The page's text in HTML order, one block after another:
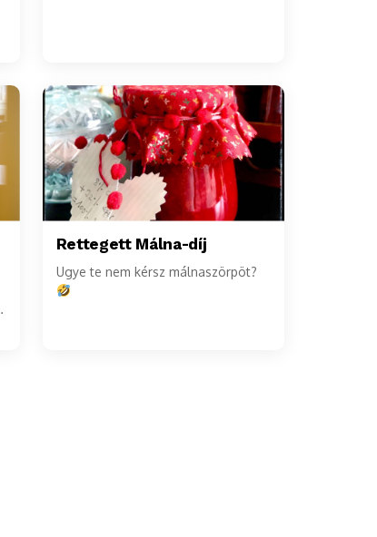
Rettegett Málna-díj
Ugye te nem kérsz málnaszörpöt?